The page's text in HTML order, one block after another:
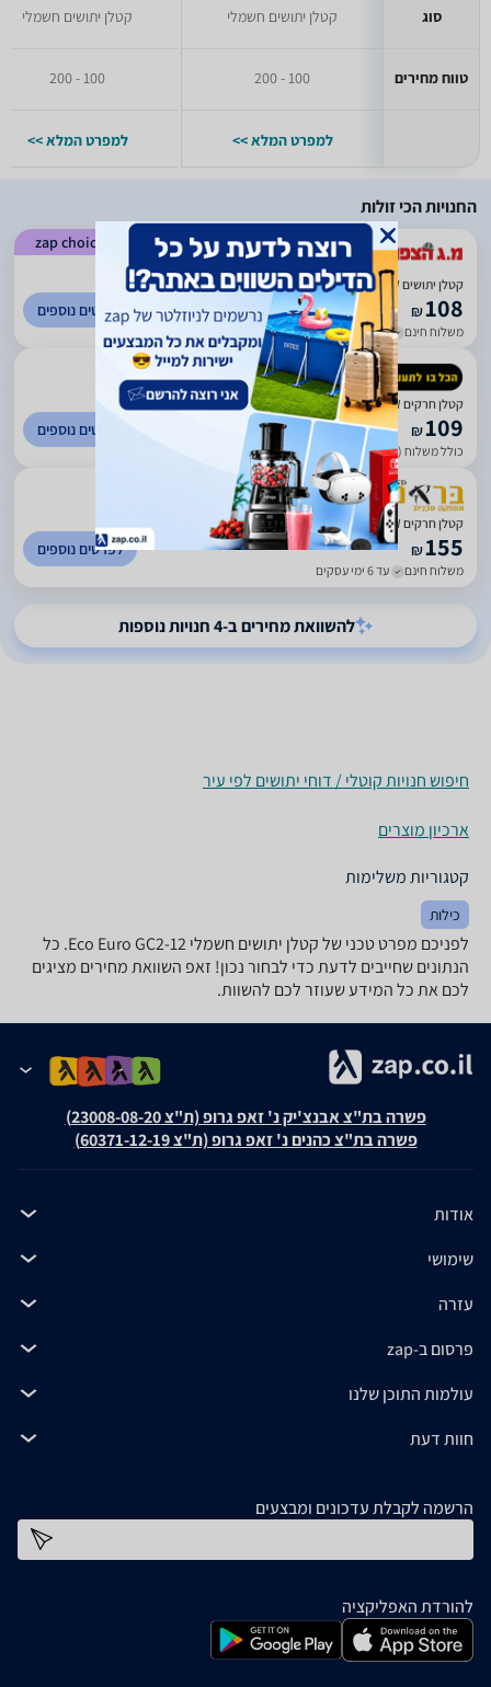
סוג
טווח מחירים
קטלן יתושים חשמלי
100 - 200
למפרט המלא >>
קטלן יתושים חשמלי
100 - 200
למפרט המלא >>
החנויות הכי זולות
zap choice
4.56
52
)
קטלן יתושים UV 2X6W "מוסקיטר" מבית Eco Euro
₪108
משלוח חינם עד 7 ימי עסקים
לפרטים נוספים
4.77
(
57
)
קטלן חרקים UV 2X6W "מוסקיטר
₪109
כולל משלוח (19 ₪) עד 7 ימי עסקים
לפרטים נוספים
4.09
(
920
)
קטלן חרקים UV 2X6W מוסקיטר ECO EURO
₪155
משלוח חינם עד 6 ימי עסקים
לפרטים נוספים
להשוואת מחירים ב-4 חנויות נוספות
חיפוש חנויות קוטלי / דוחי יתושים לפי עיר
ארכיון מוצרים
קטגוריות משלימות
כילות
לפניכם מפרט טכני של ‏קטלן יתושים חשמלי Eco Euro GC2-12. כל
הנתונים שחייבים לדעת כדי לבחור נכון! זאפ השוואת מחירים מציגים
לכם את כל המידע שעוזר לכם להשוות.
פשרה בת"צ אבנצ'יק נ' זאפ גרופ (ת"צ 23008-08-20)
פשרה בת"צ כהנים נ' זאפ גרופ (ת"צ 60371-12-19)
אודות
שימושי
עזרה
פרסום ב-zap
עולמות התוכן שלנו
חוות דעת
הרשמה לקבלת עדכונים ומבצעים
להורדת האפליקציה